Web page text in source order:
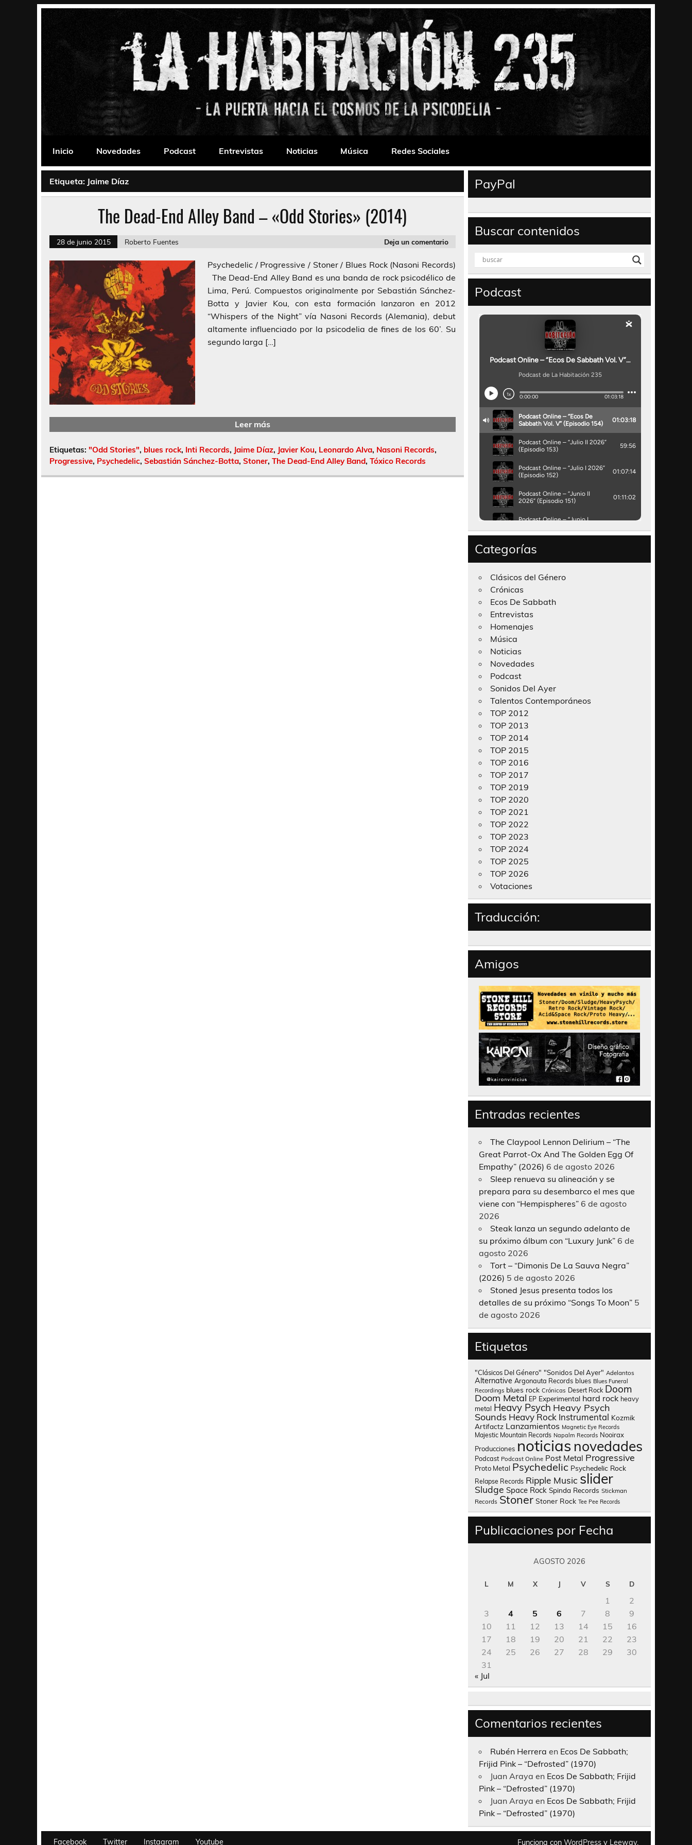
La Habitación 235
Inicio
Novedades Podcast Entrevistas Noticias Música Redes Sociales
Etiqueta: Jaime Díaz
The Dead-End Alley Band – «Odd Stories» (2014)
28 de junio 2015 Roberto Fuentes Deja un comentario
Psychedelic / Progressive / Stoner / Blues Rock (Nasoni Records)
The Dead-End Alley Band es una banda de rock psicodélico de
Lima, Perú. Compuestos originalmente por Sebastián Sánchez-
Botta y Javier Kou, con esta formación lanzaron en 2012
“Whispers of the Night” vía Nasoni Records (Alemania), debut
altamente influenciado por la psicodelia de fines de los 60’. Su
segundo larga […]
Leer más
Etiquetas: "Odd Stories", blues rock, Inti Records, Jaime Díaz, Javier Kou, Leonardo Alva, Nasoni Records,
Progressive, Psychedelic, Sebastián Sánchez-Botta, Stoner, The Dead-End Alley Band, Tóxico Records
PayPal
Buscar contenidos
Podcast
Categorías
Clásicos del Género
Crónicas
Ecos De Sabbath
Entrevistas
Homenajes
Música
Noticias
Novedades
Podcast
Sonidos Del Ayer
Talentos Contemporáneos
TOP 2012
TOP 2013
TOP 2014
TOP 2015
TOP 2016
TOP 2017
TOP 2019
TOP 2020
TOP 2021
TOP 2022
TOP 2023
TOP 2024
TOP 2025
TOP 2026
Votaciones
Traducción:
Amigos
Entradas recientes
The Claypool Lennon Delirium – “The
Great Parrot-Ox And The Golden Egg Of
Empathy” (2026) 6 de agosto 2026
Sleep renueva su alineación y se
prepara para su desembarco el mes que
viene con “Hempispheres” 6 de agosto
2026
Steak lanza un segundo adelanto de
su próximo álbum con “Luxury Junk” 6 de
agosto 2026
Tort – “Dimonis De La Sauva Negra”
(2026) 5 de agosto 2026
Stoned Jesus presenta todos los
detalles de su próximo “Songs To Moon” 5
de agosto 2026
Etiquetas
"Clásicos Del Género" "Sonidos Del Ayer" Adelantos
Alternative Argonauta Records blues Blues Funeral
Recordings blues rock Crónicas Desert Rock Doom
Doom Metal EP Experimental hard rock heavy
metal Heavy Psych Heavy Psych
Sounds Heavy Rock Instrumental Kozmik
Artifactz Lanzamientos Magnetic Eye Records
Majestic Mountain Records Napalm Records Nooirax
Producciones noticias novedades
Podcast Podcast Online Post Metal Progressive
Proto Metal Psychedelic Psychedelic Rock
Relapse Records Ripple Music slider
Sludge Space Rock Spinda Records Stickman
Records Stoner Stoner Rock Tee Pee Records
Publicaciones por Fecha
AGOSTO 2026
L M X J V S D
1
2
3
4 5 6 7 8
9
10
11 12 13 14 15
16
17
18 19 20 21 22
23
24
25 26 27 28 29
30
31
« Jul
Comentarios recientes
Rubén Herrera en Ecos De Sabbath;
Frijid Pink – “Defrosted” (1970)
Juan Araya en Ecos De Sabbath; Frijid
Pink – “Defrosted” (1970)
Juan Araya en Ecos De Sabbath; Frijid
Pink – “Defrosted” (1970)
Facebook Twitter Instagram Youtube Funciona con WordPress y Leeway.